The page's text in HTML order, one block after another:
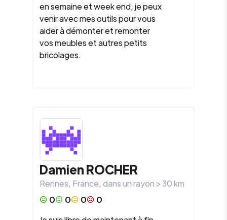
en semaine et week end, je peux
venir avec mes outils pour vous
aider à démonter et remonter
vos meubles et autres petits
bricolages.
DamienROCHER
Rennes, France, dans un rayon >30km
0
0 0
0